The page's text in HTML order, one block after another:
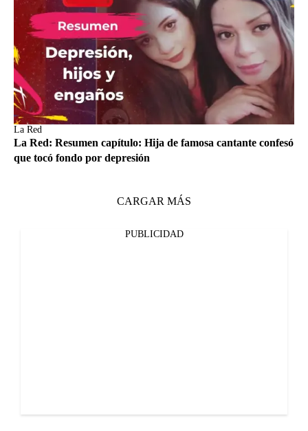
La Red
La Red: Resumen capítulo: Hija de famosa cantante confesó
que tocó fondo por depresión
CARGAR MÁS
PUBLICIDAD